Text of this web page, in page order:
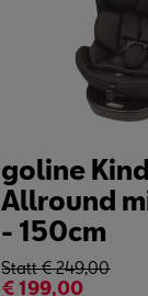
goline
Allround
- 150cm
Statt €249,00
€199,00